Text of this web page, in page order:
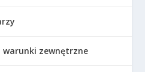
warunki zewnętrzne